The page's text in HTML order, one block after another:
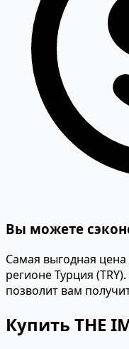
Вы можете
Самая выгодная цена
регионе Турция
позволит вам
Купить THE